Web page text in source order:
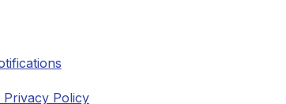
Privacy Policy